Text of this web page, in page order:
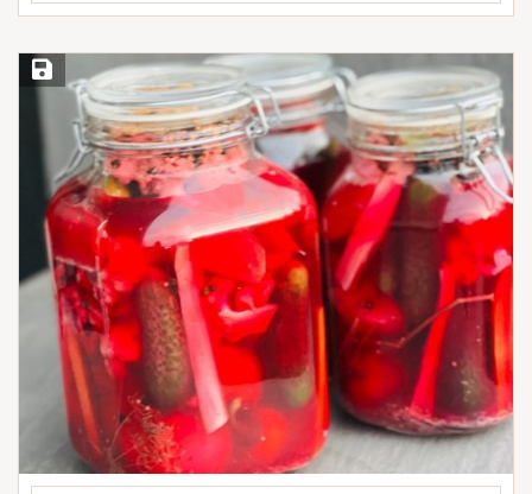
Save Recipe